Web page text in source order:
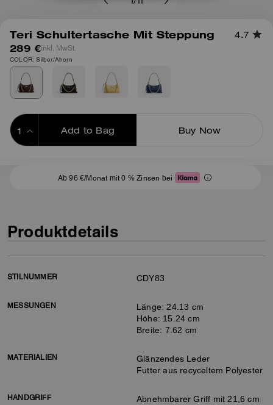
/
Teri Schultertasche Mit Steppung 4.7
289 €inkl. MwSt.
COLOR: Silber/Ahorn
Add to Bag Buy Now
Ab 96 €/Monat mit 0 % Zinsen bei
Produktdetails
STILNUMMER CDY83
MESSUNGEN
Länge: 24.13 cm
Höhe: 15.24 cm
Breite: 7.62 cm
MATERIALIEN
Glänzendes Leder
Futter aus recyceltem Polyester
HANDGRIFF
Abnehmbarer Griff mit 21,6 cm